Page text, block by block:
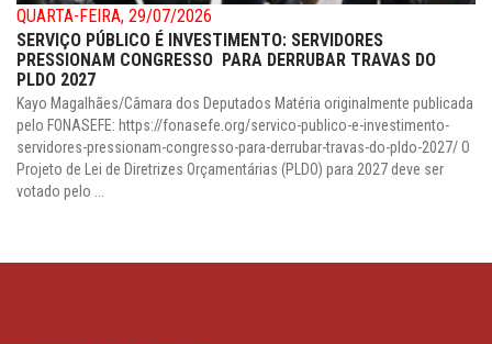
QUARTA-FEIRA, 29/07/2026
SERVIÇO PÚBLICO É INVESTIMENTO: SERVIDORES
PRESSIONAM CONGRESSO PARA DERRUBAR TRAVAS DO
PLDO 2027
Kayo Magalhães/Câmara dos Deputados Matéria originalmente publicada
pelo FONASEFE: https://fonasefe.org/servico-publico-e-investimento-
servidores-pressionam-congresso-para-derrubar-travas-do-pldo-2027/ O
Projeto de Lei de Diretrizes Orçamentárias (PLDO) para 2027 deve ser
votado pelo ...